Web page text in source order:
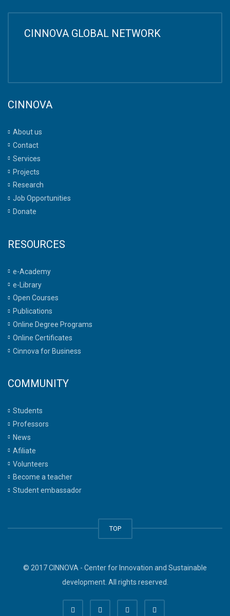
CINNOVA GLOBAL NETWORK
CINNOVA
About us
Contact
Services
Projects
Research
Job Opportunities
Donate
RESOURCES
e-Academy
e-Library
Open Courses
Publications
Online Degree Programs
Online Certificates
Cinnova for Business
COMMUNITY
Students
Professors
News
Afiliate
Volunteers
Become a teacher
Student embassador
TOP
© 2017 CINNOVA - Center for Innovation and Sustainable
development. All rights reserved.